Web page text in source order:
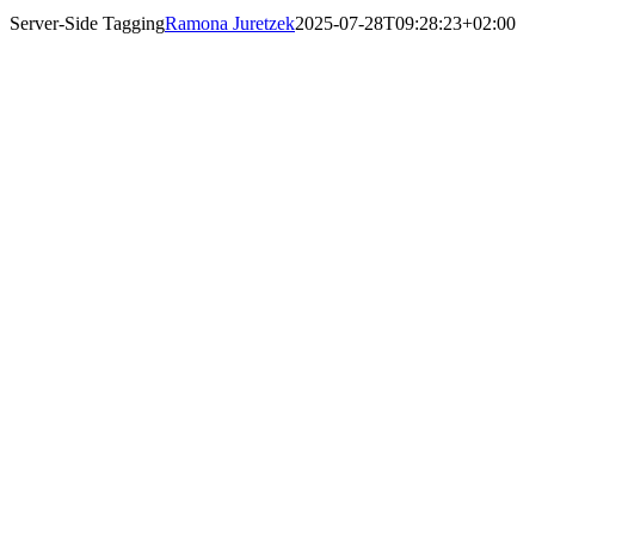
Server-Side TaggingRamona Juretzek2025-07-28T09:28:23+02:00